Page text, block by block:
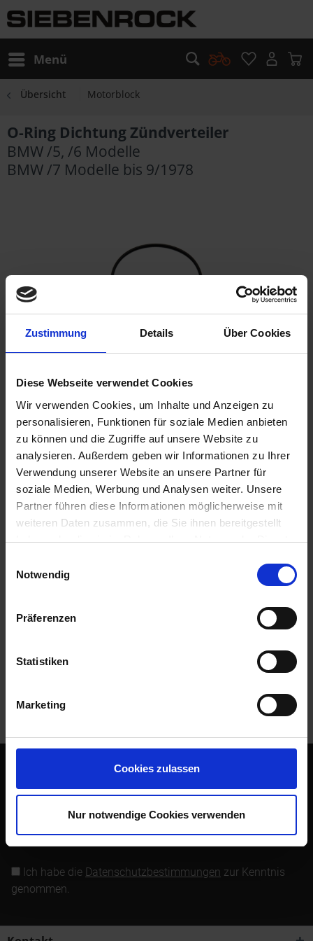
Zustimmung Details Über Cookies
Diese Webseite verwendet Cookies
Wir verwenden Cookies, um Inhalte und Anzeigen zu
personalisieren, Funktionen für soziale Medien anbieten
zu können und die Zugriffe auf unsere Website zu
analysieren. Außerdem geben wir Informationen zu Ihrer
Verwendung unserer Website an unsere Partner für
soziale Medien, Werbung und Analysen weiter. Unsere
Partner führen diese Informationen möglicherweise mit
weiteren Daten zusammen, die Sie ihnen bereitgestellt
haben oder die sie im Rahmen Ihrer Nutzung der Dienste
Cookies, wenn Sie unsere Webseite weiterhin nutzen.
Notwendig
Präferenzen
Statistiken
Marketing
Cookies zulassen
Nur notwendige Cookies verwenden
Menü
Übersicht Motorblock
O-Ring Dichtung Zündverteiler
BMW /5, /6 Modelle
BMW /7 Modelle bis 9/1978
3,95 €
Sofort versandfertig, Lieferzeit ca. 2-4 Werktage innerhalb
Deutschlands
In denWarenkorb
Merken Bewerten
Artikel Nr.:
Dichtung 3,2mm am Aschlussdeckel. Da die originale
Bewertungen
Sie keine Neuigkeit oder Aktion mehr von Siebenrock.
Newsletter abonnieren
Ich habe die Datenschutzbestimmungen zur Kenntnis
genommen.